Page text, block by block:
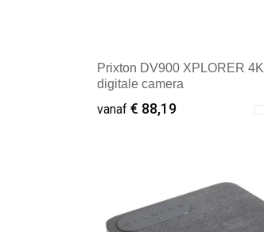
Prixton DV900 XPLORER 4K
digitale camera
vanaf € 88,19
Minimale afname: 1